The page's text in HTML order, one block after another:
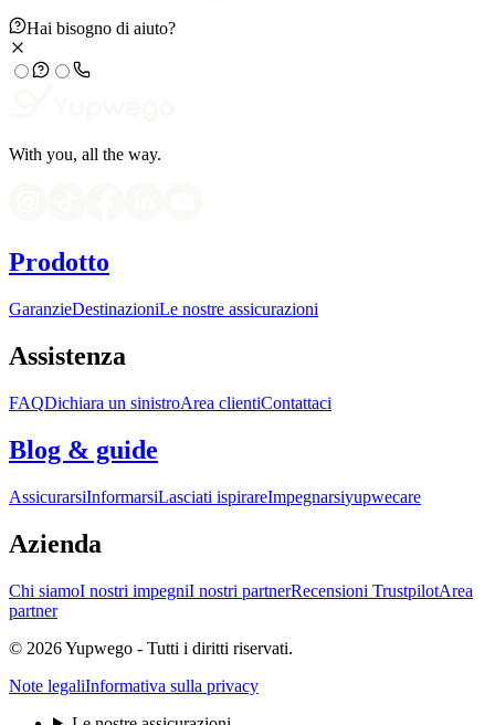
Hai bisogno di aiuto?
With you, all the way.
Prodotto
GaranzieDestinazioniLe nostre assicurazioni
Assistenza
FAQDichiara un sinistroArea clientiContattaci
Blog & guide
AssicurarsiInformarsiLasciati ispirareImpegnarsiyupwecare
Azienda
Chi siamoI nostri impegniI nostri partnerRecensioni TrustpilotArea
partner
© 2026 Yupwego - Tutti i diritti riservati.
Note legaliInformativa sulla privacy